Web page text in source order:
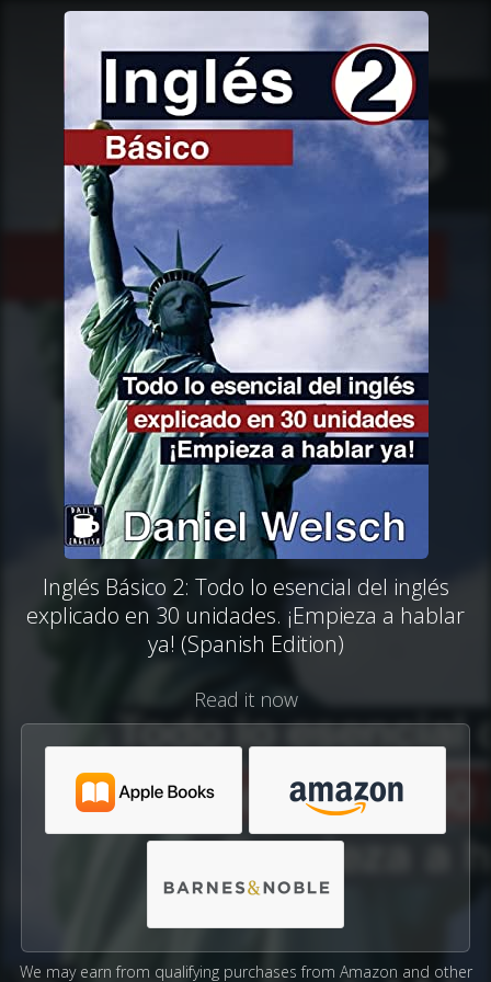
Inglés Básico 2: Todo lo esencial del inglés
explicado en 30 unidades. ¡Empieza a hablar
ya! (Spanish Edition)
Read it now
We may earn from qualifying purchases from Amazon and other